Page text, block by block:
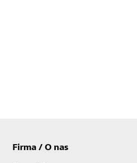
Firma / O nas